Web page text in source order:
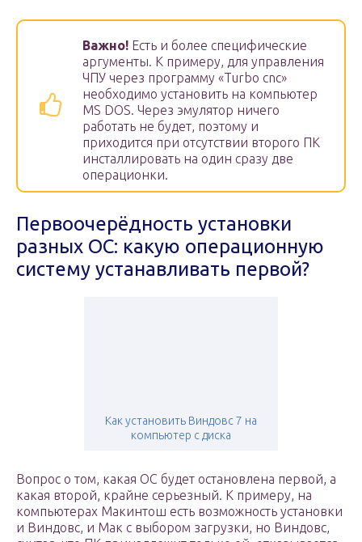
Важно! Есть и более специфические
аргументы. К примеру, для управления
ЧПУ через программу «Turbo cnc»
необходимо установить на компьютер
MS DOS. Через эмулятор ничего
работать не будет, поэтому и
приходится при отсутствии второго ПК
инсталлировать на один сразу две
операционки.
Первоочерёдность установки
разных ОС: какую операционную
систему устанавливать первой?
Как установить Виндовс 7 на
компьютер с диска
Вопрос о том, какая ОС будет остановлена первой, а
какая второй, крайне серьезный. К примеру, на
компьютерах Макинтош есть возможность установки
и Виндовс, и Мак с выбором загрузки, но Виндовс,